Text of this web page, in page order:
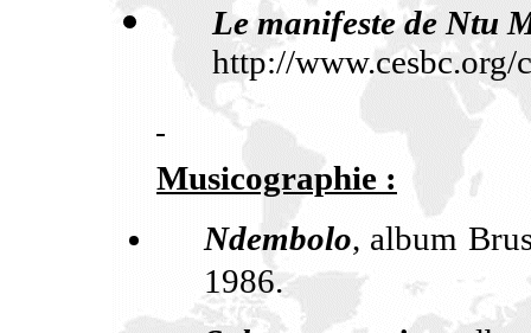
Le manifeste de Ntu
http://www.cesbc.org/
Musicographie :
Ndembolo, album
1986.